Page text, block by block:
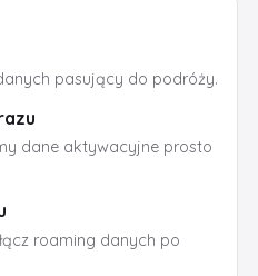
pasujący do podróży.
dane aktywacyjne prosto
roaming danych po